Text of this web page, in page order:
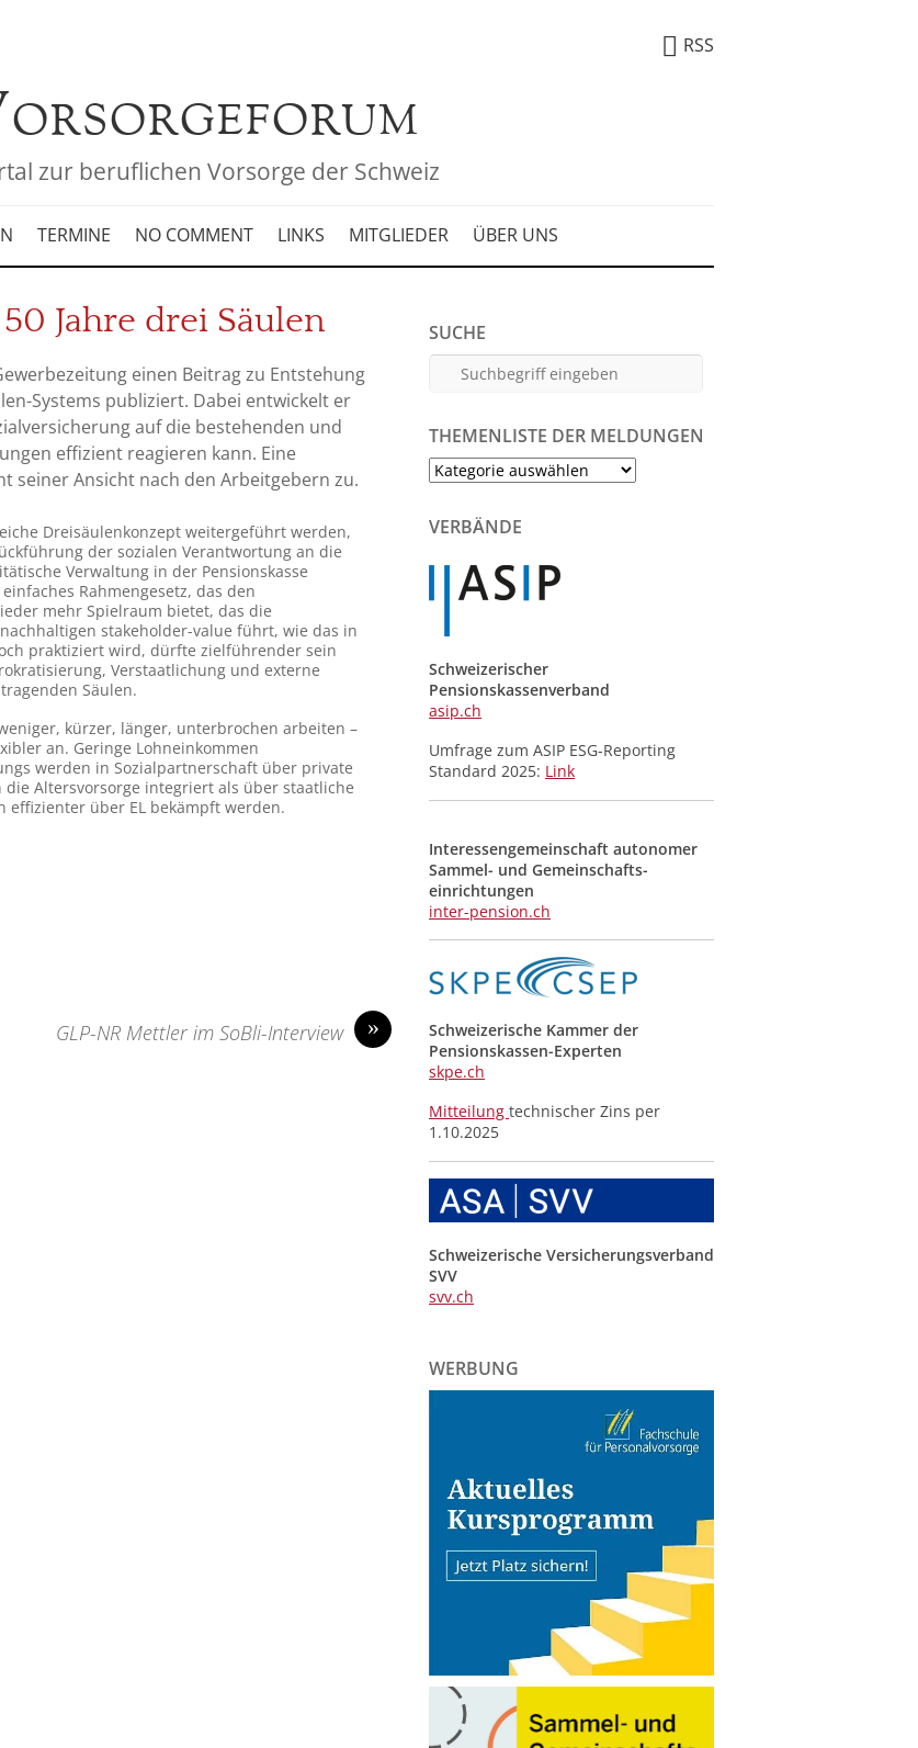
zur beruflichen Vorsorge der Schweiz
RSS
TERMINE NO COMMENT LINKS MITGLIEDER ÜBER UNS
50 Jahre drei Säulen
einen Beitrag zu Entstehung
Systems publiziert. Dabei entwickelt er
auf die bestehenden und
effizient reagieren kann. Eine
seiner Ansicht nach den Arbeitgebern zu.
Dreisäulenkonzept weitergeführt werden,
der sozialen Verantwortung an die
Verwaltung in der Pensionskasse
Rahmengesetz, das den
mehr Spielraum bietet, das die
stakeholder-value führt, wie das in
praktiziert wird, dürfte zielführender sein
Verstaatlichung und externe
Säulen.
kürzer, länger, unterbrochen arbeiten –
an. Geringe Lohneinkommen
werden in Sozialpartnerschaft über private
Altersvorsorge integriert als über staatliche
effizienter über EL bekämpft werden.
»
GLP-NR Mettler im SoBli-Interview
SUCHE
THEMENLISTE DER MELDUNGEN
Themenliste
Meldungen
VERBÄNDE
Schweizerischer
Pensionskassenverband
asip.ch
Umfrage zum ASIP ESG-Reporting
Standard 2025: Link
Interessengemeinschaft autonomer
Sammel- und Gemeinschafts­
einrichtungen
inter-pension.ch
Schweizerische Kammer der
Pensionskassen-Experten
skpe.ch
Mitteilung technischer Zins per
1.10.2025
Schweizerische Versicherungsverband
SVV
svv.ch
WERBUNG